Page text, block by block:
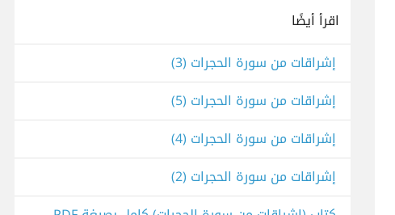
اقرأ أيضًا
إشراقات من سورة الحجرات (3)
إشراقات من سورة الحجرات (5)
إشراقات من سورة الحجرات (4)
إشراقات من سورة الحجرات (2)